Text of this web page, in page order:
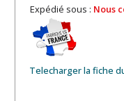
Expédié sous : Nous
Telecharger la fiche